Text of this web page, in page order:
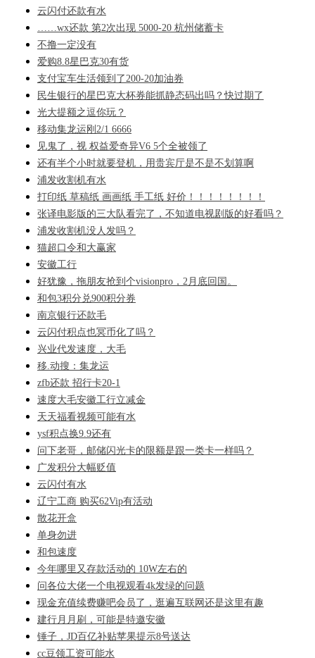
云闪付还款有水
……wx还款 第2次出现 5000-20 杭州储蓄卡
不撸一定没有
爱购8.8星巴克30有货
支付宝车生活领到了200-20加油券
民生银行的星巴克大杯券能抓静态码出吗？快过期了
光大提额之逗你玩？
移动集龙运刚2/1 6666
见鬼了，视 权益爱奇异V6 5个全被领了
还有半个小时就要登机，用贵宾厅是不是不划算啊
浦发收割机有水
打印纸 草稿纸 画画纸 手工纸 好价！！！！！！！！
张译电影版的三大队看完了，不知道电视剧版的好看吗？
浦发收割机没人发吗？
猫超口令和大赢家
安徽工行
好犹豫，拖朋友抢到个visionpro，2月底回国。
和包3积分兑900积分券
南京银行还款毛
云闪付积点也冥币化了吗？
兴业代发速度，大毛
移.动搜：集龙运
zfb还款 招行卡20-1
速度大毛安徽工行立减金
天天福看视频可能有水
ysf积点换9.9还有
问下老哥，邮储闪光卡的限额是跟一类卡一样吗？
广发积分大幅贬值
云闪付有水
辽宁工商 购买62Vip有活动
散花开盒
单身勿进
和包速度
今年哪里又存款活动的 10W左右的
问各位大佬一个电视观看4k发绿的问题
现金充值续费赚吧会员了，逛遍互联网还是这里有趣
建行月月刷，可能是特邀安徽
锤子，JD百亿补贴苹果提示8号送达
cc豆领工资可能水